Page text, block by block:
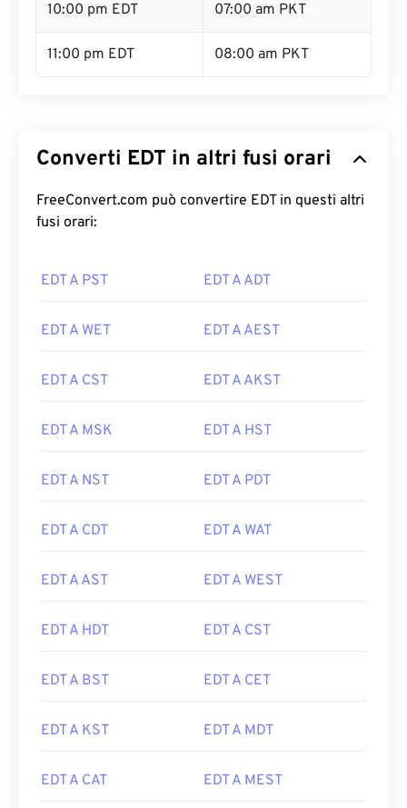
10:00 pm EDT 07:00 am PKT
11:00 pm EDT 08:00 am PKT
Converti EDT in altri fusi orari
FreeConvert.com può convertire EDT in questi altri
fusi orari:
EDT A PST EDT A ADT
EDT A WET EDT A AEST
EDT A CST EDT A AKST
EDT A MSK EDT A HST
EDT A NST EDT A PDT
EDT A CDT EDT A WAT
EDT A AST EDT A WEST
EDT A HDT EDT A CST
EDT A BST EDT A CET
EDT A KST EDT A MDT
EDT A CAT EDT A MEST